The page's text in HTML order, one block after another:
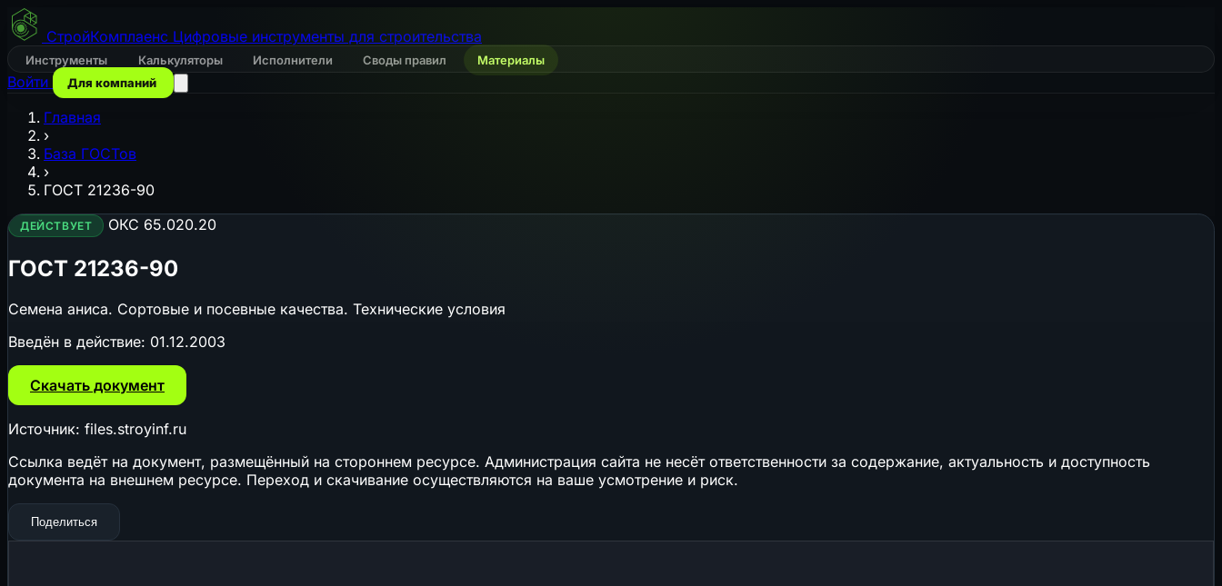
СтройКомплаенс Цифровые инструменты для строительства
Инструменты Калькуляторы Исполнители Своды правил Материалы
Войти Для компаний
Главная
›
База ГОСТов
›
ГОСТ 21236-90
ДЕЙСТВУЕТ ОКС 65.020.20
ГОСТ 21236-90
Семена аниса. Сортовые и посевные качества. Технические условия
Введён в действие: 01.12.2003
Скачать документ
Источник: files.stroyinf.ru
Ссылка ведёт на документ, размещённый на стороннем ресурсе. Администрация сайта не несёт ответственности за содержание, актуальность и доступность
документа на внешнем ресурсе. Переход и скачивание осуществляются на ваше усмотрение и риск.
Поделиться